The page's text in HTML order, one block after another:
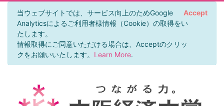
当ウェブサイトでは、サービス向上のためGoogle
Analyticsによるご利用者様情報（Cookie）の取得をい
たします。
情報取得にご同意いただける場合は、Acceptのクリッ
クをお願いいたします。 Learn More.
Accept